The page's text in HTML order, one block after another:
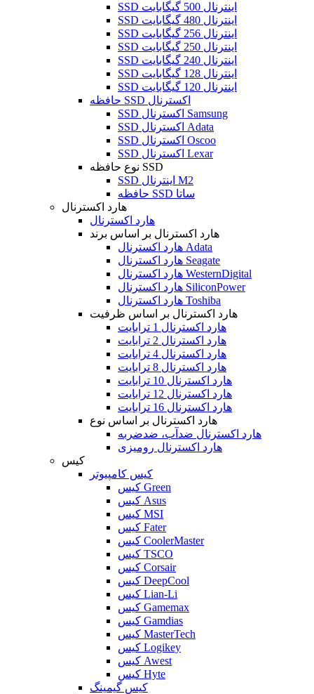
SSD اینترنال 500 گیگابایت
SSD اینترنال 480 گیگابایت
SSD اینترنال 256 گیگابایت
SSD اینترنال 250 گیگابایت
SSD اینترنال 240 گیگابایت
SSD اینترنال 128 گیگابایت
SSD اینترنال 120 گیگابایت
حافظه SSD اکسترنال
SSD اکسترنال Samsung
SSD اکسترنال Adata
SSD اکسترنال Oscoo
SSD اکسترنال Lexar
نوع حافظه SSD
SSD اینترنال M2
حافظه SSD ساتا
هارد اکسترنال
هارد اکسترنال
هارد اکسترنال بر اساس برند
هارد اکسترنال Adata
هارد اکسترنال Seagate
هارد اکسترنال WesternDigital
هارد اکسترنال SiliconPower
هارد اکسترنال Toshiba
هارد اکسترنال بر اساس ظرفیت
هارد اکسترنال 1 ترابایت
هارد اکسترنال 2 ترابایت
هارد اکسترنال 4 ترابایت
هارد اکسترنال 8 ترابایت
هارد اکسترنال 10 ترابایت
هارد اکسترنال 12 ترابایت
هارد اکسترنال 16 ترابایت
هارد اکسترنال بر اساس نوع
هارد اکسترنال ضدآب، ضدضربه
هارد اکسترنال رومیزی
کیس
کیس کامپیوتر
کیس Green
کیس Asus
کیس MSI
کیس Fater
کیس CoolerMaster
کیس TSCO
کیس Corsair
کیس DeepCool
کیس Lian-Li
کیس Gamemax
کیس Gamdias
کیس MasterTech
کیس Logikey
کیس Awest
کیس Hyte
کیس گیمینگ